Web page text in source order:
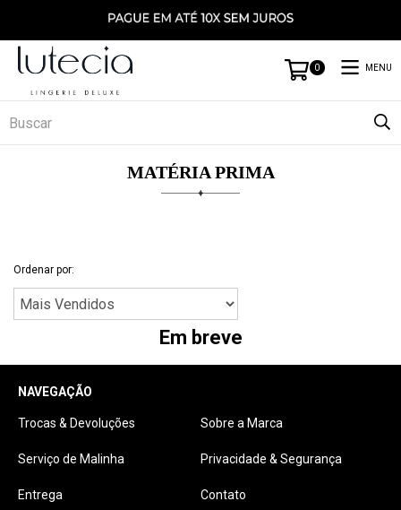
0 MENU
MATÉRIA PRIMA
Ordenar por:
Em breve
NAVEGAÇÃO
Trocas & Devoluções Sobre a Marca
Serviço de Malinha Privacidade & Segurança
Entrega Contato